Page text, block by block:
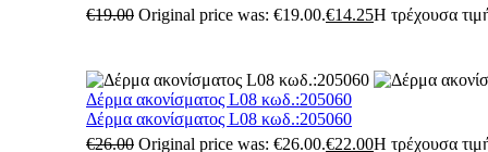
€19.00 Original price was: €19.00.€14.25Η τρέχουσα
Δέρμα ακονίσματος L08 κωδ.:205060
Δέρμα ακονίσματος L08 κωδ.:205060
€26.00 Original price was: €26.00.€22.00Η τρέχουσα